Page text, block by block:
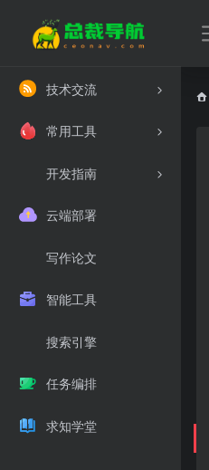
技术交流
常用工具
开发指南
云端部署
写作论文
智能工具
搜索引擎
任务编排
求知学堂